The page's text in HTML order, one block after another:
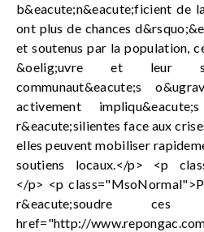
b&eacute;n&eacute;ficient de
ont plus de chances
et soutenus par la population,
&oelig;uvre et leur
communaut&eacute;s
activement
r&eacute;silientes face aux
elles peuvent mobiliser
soutiens locaux.</p> <p
</p> <p
r&eacute;soudre
href="http://